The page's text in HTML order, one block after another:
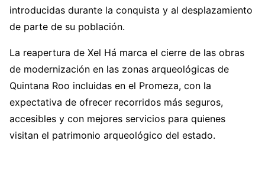
introducidas durante la conquista y al desplazamiento
de parte de su población.
La reapertura de Xel Há marca el cierre de las obras
de modernización en las zonas arqueológicas de
Quintana Roo incluidas en el Promeza, con la
expectativa de ofrecer recorridos más seguros,
accesibles y con mejores servicios para quienes
visitan el patrimonio arqueológico del estado.